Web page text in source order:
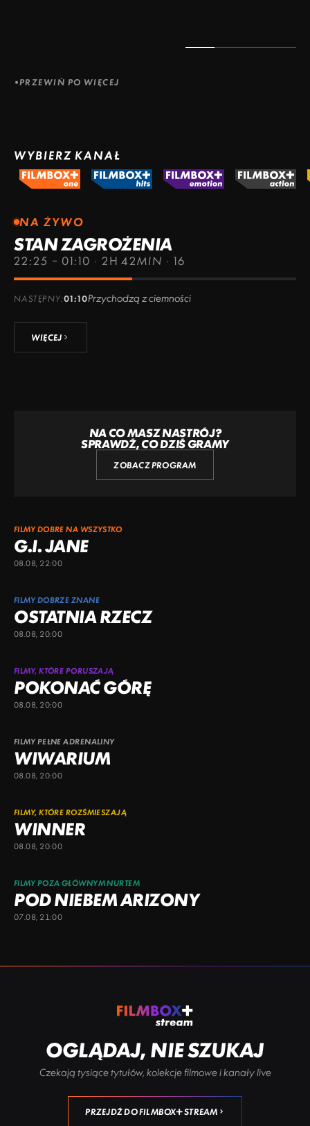
PRZEWIŃ PO WIĘCEJ
WYBIERZ KANAŁ
NA ŻYWO
STAN ZAGROŻENIA
22:25 – 01:10 · 2H 42MIN · 16
NASTĘPNY:01:10Przychodzą z ciemności
WIĘCEJ
NA CO MASZ NASTRÓJ?
SPRAWDŹ, CO DZIŚ GRAMY
ZOBACZ PROGRAM
FILMY DOBRE NA WSZYSTKO
G.I. JANE
08.08, 22:00
FILMY DOBRZE ZNANE
OSTATNIA RZECZ
08.08, 20:00
FILMY, KTÓRE PORUSZAJĄ
POKONAĆ GÓRĘ
08.08, 20:00
FILMY PEŁNE ADRENALINY
WIWARIUM
08.08, 20:00
FILMY, KTÓRE ROZŚMIESZAJĄ
WINNER
08.08, 20:00
FILMY POZA GŁÓWNYM NURTEM
POD NIEBEM ARIZONY
07.08, 21:00
OGLĄDAJ, NIE SZUKAJ
Czekają tysiące tytułów, kolekcje filmowe i kanały live
PRZEJDŹ DO FILMBOX+ STREAM